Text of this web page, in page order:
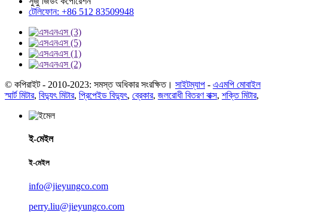
টেলিফোন: +86 512 83509948
© কপিরাইট - 2010-2023: সমস্ত অধিকার সংরক্ষিত। সাইটম্যাপ - এএমপি মোবাইল
স্মার্ট মিটার, বিদ্যুৎ মিটার, প্রিপেইড বিদ্যুৎ, ব্রেকার, জলরোধী বিতরণ বাক্স, শক্তি মিটার,
ই-মেইল
ই-মেইল
info@jieyungco.com
perry.liu@jieyungco.com